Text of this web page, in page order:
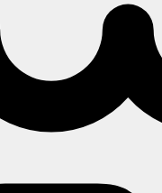
a čaje, balkon nebo